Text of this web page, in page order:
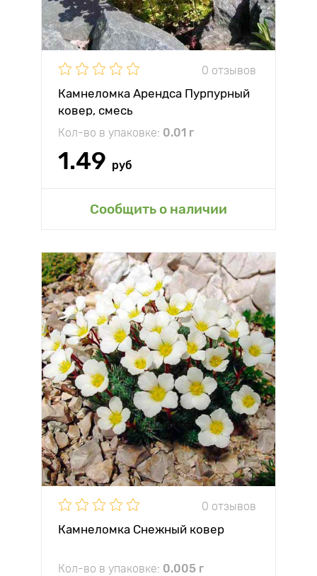
0 отзывов
Камнеломка Арендса Пурпурный
ковер, смесь
Кол-во в упаковке: 0.01 г
1.49 руб
Сообщить о наличии
0 отзывов
Камнеломка Снежный ковер
Кол-во в упаковке: 0.005 г